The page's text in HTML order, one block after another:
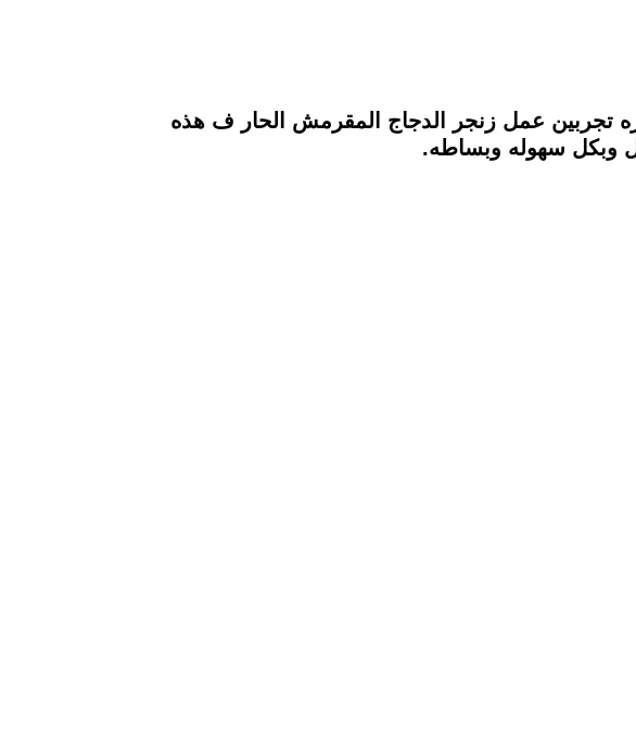
تجربين عمل زنجر الدجاج المقرمش الحار ف هذه
وبكل سهوله وبساطه.